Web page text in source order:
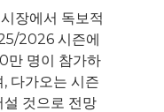
장에서 독보적
2026 시즌에
만 명이 참가하
다가오는 시즌
것으로 전망